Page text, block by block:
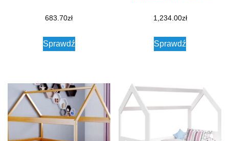
683.70zł
Sprawdź
1,234.00zł
Sprawdź